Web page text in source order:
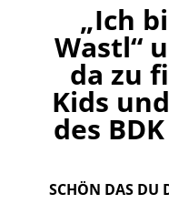
„Ich
Wastl“
da zu
Kids
des
SCHÖN DAS DU